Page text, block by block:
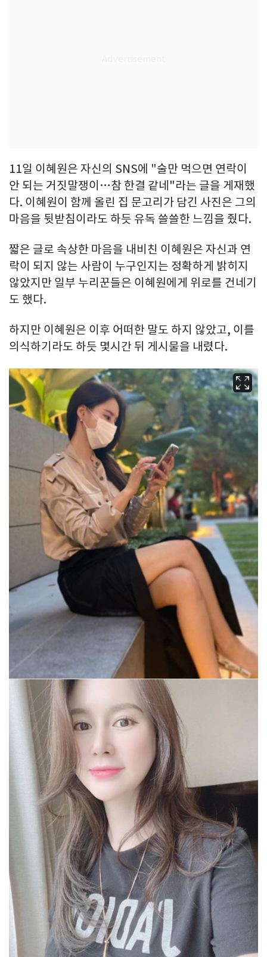
11일 이혜원은 자신의 SNS에 "술만 먹으면 연락이
안 되는 거짓말쟁이…참 한결 같네"라는 글을 게재했
다. 이혜원이 함께 올린 집 문고리가 담긴 사진은 그의
마음을 뒷받침이라도 하듯 유독 쓸쓸한 느낌을 줬다.
짧은 글로 속상한 마음을 내비친 이혜원은 자신과 연
락이 되지 않는 사람이 누구인지는 정확하게 밝히지
않았지만 일부 누리꾼들은 이혜원에게 위로를 건네기
도 했다.
하지만 이혜원은 이후 어떠한 말도 하지 않았고, 이를
의식하기라도 하듯 몇시간 뒤 게시물을 내렸다.